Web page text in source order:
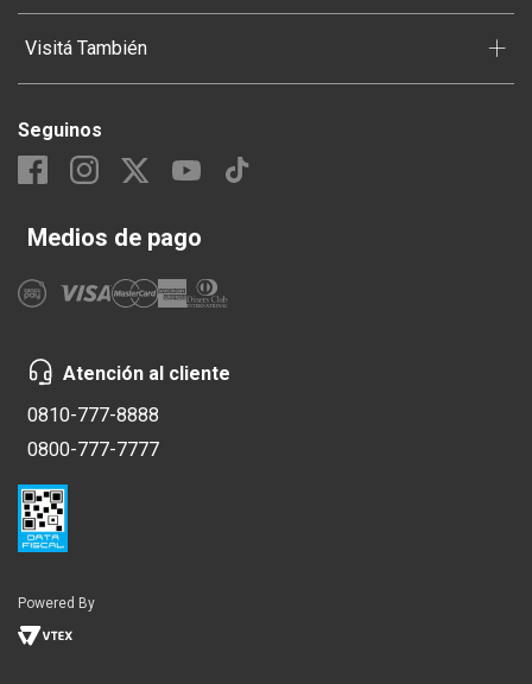
Visitá También +
Seguinos
Medios de pago
Atención al cliente
0810-777-8888
0800-777-7777
Powered By